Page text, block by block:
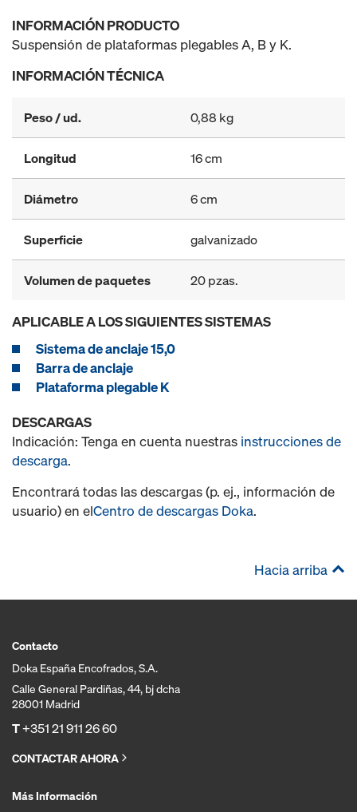
INFORMACIÓN PRODUCTO
Suspensión de plataformas plegables A, B y K.
INFORMACIÓN TÉCNICA
Peso / ud. 0,88 kg
Longitud 16 cm
Diámetro 6 cm
Superficie galvanizado
Volumen de paquetes 20 pzas.
APLICABLE A LOS SIGUIENTES SISTEMAS
Sistema de anclaje 15,0
Barra de anclaje
Plataforma plegable K
DESCARGAS
Indicación: Tenga en cuenta nuestras instrucciones de
descarga.
Encontrará todas las descargas (p. ej., información de
usuario) en elCentro de descargas Doka.
Hacia arriba
Contacto
Doka España Encofrados, S.A.
Calle General Pardiñas, 44, bj dcha
28001 Madrid
T+351 21 911 26 60
CONTACTAR AHORA
Más Información